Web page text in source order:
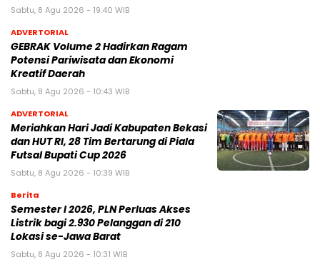
Sabtu, 8 Agu 2026 - 19:40 WIB
ADVERTORIAL
GEBRAK Volume 2 Hadirkan Ragam
Potensi Pariwisata dan Ekonomi
Kreatif Daerah
Sabtu, 8 Agu 2026 - 10:43 WIB
ADVERTORIAL
Meriahkan Hari Jadi Kabupaten Bekasi
dan HUT RI, 28 Tim Bertarung di Piala
Futsal Bupati Cup 2026
Sabtu, 8 Agu 2026 - 10:39 WIB
Berita
Semester I 2026, PLN Perluas Akses
Listrik bagi 2.930 Pelanggan di 210
Lokasi se-Jawa Barat
Sabtu, 8 Agu 2026 - 10:31 WIB